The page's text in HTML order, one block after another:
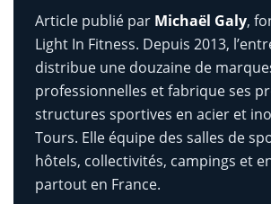
Article publié par Michaël Galy,
Light In Fitness. Depuis 2013,
distribue une douzaine de
professionnelles et fabrique ses
structures sportives en acier et
Tours. Elle équipe des salles de
hôtels, collectivités, campings et
partout en France.